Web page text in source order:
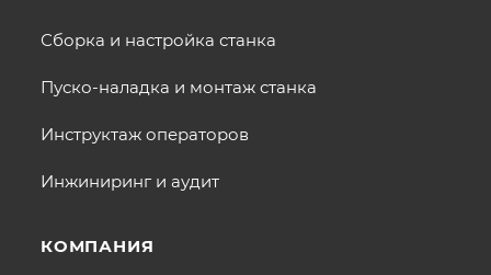
Сборка и настройка станка
Пуско-наладка и монтаж станка
Инструктаж операторов
Инжиниринг и аудит
КОМПАНИЯ